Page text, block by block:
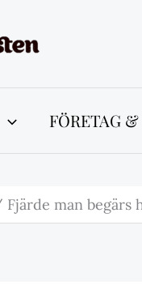
FÖRETAG
Fjärde man